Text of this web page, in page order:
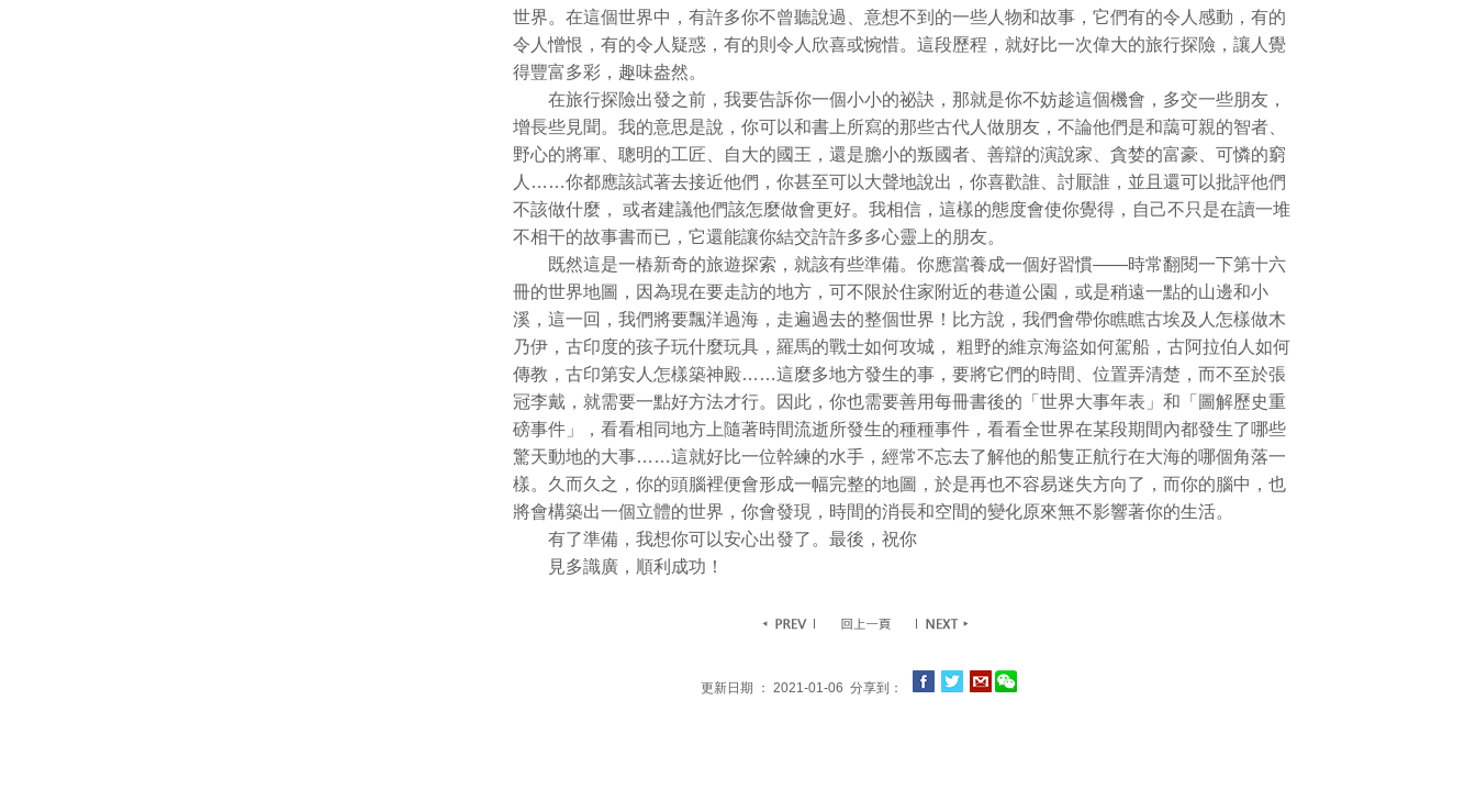
世界。在這個世界中，有許多你不曾聽說過、意想不到的一些人物和故事，它們有的令人感動，有的
令人憎恨，有的令人疑惑，有的則令人欣喜或惋惜。這段歷程，就好比一次偉大的旅行探險，讓人覺
得豐富多彩，趣味盎然。
在旅行探險出發之前，我要告訴你一個小小的祕訣，那就是你不妨趁這個機會，多交一些朋友，
增長些見聞。我的意思是說，你可以和書上所寫的那些古代人做朋友，不論他們是和藹可親的智者、
野心的將軍、聰明的工匠、自大的國王，還是膽小的叛國者、善辯的演說家、貪婪的富豪、可憐的窮
人……你都應該試著去接近他們，你甚至可以大聲地說出，你喜歡誰、討厭誰，並且還可以批評他們
不該做什麼， 或者建議他們該怎麼做會更好。我相信，這樣的態度會使你覺得，自己不只是在讀一堆
不相干的故事書而已，它還能讓你結交許許多多心靈上的朋友。
既然這是一樁新奇的旅遊探索，就該有些準備。你應當養成一個好習慣——時常翻閱一下第十六
冊的世界地圖，因為現在要走訪的地方，可不限於住家附近的巷道公園，或是稍遠一點的山邊和小
溪，這一回，我們將要飄洋過海，走遍過去的整個世界！比方說，我們會帶你瞧瞧古埃及人怎樣做木
乃伊，古印度的孩子玩什麼玩具，羅馬的戰士如何攻城， 粗野的維京海盜如何駕船，古阿拉伯人如何
傳教，古印第安人怎樣築神殿……這麼多地方發生的事，要將它們的時間、位置弄清楚，而不至於張
冠李戴，就需要一點好方法才行。因此，你也需要善用每冊書後的「世界大事年表」和「圖解歷史重
磅事件」，看看相同地方上隨著時間流逝所發生的種種事件，看看全世界在某段期間內都發生了哪些
驚天動地的大事……這就好比一位幹練的水手，經常不忘去了解他的船隻正航行在大海的哪個角落一
樣。久而久之，你的頭腦裡便會形成一幅完整的地圖，於是再也不容易迷失方向了，而你的腦中，也
將會構築出一個立體的世界，你會發現，時間的消長和空間的變化原來無不影響著你的生活。
有了準備，我想你可以安心出發了。最後，祝你
見多識廣，順利成功！
更新日期 ： 2021-01-06 分享到：